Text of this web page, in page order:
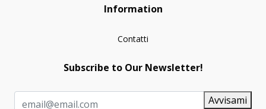
Information
Contatti
Subscribe to Our Newsletter!
Avvisami